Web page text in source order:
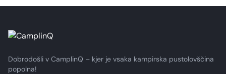
Dobrodošli v CamplinQ – kjer je vsaka kampirska pustolovščina
popolna!